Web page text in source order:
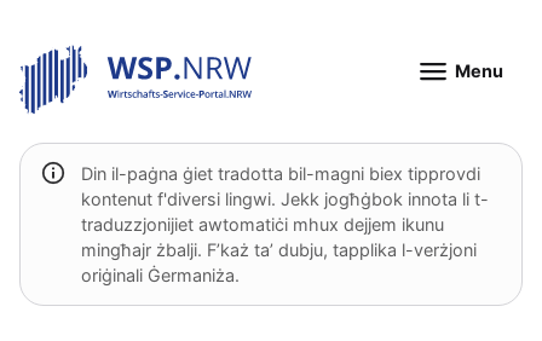
Menu
Din il-paġna ġiet tradotta bil-magni biex tipprovdi
kontenut f'diversi lingwi. Jekk jogħġbok innota li t-
traduzzjonijiet awtomatiċi mhux dejjem ikunu
mingħajr żbalji. F’każ ta’ dubju, tapplika l-verżjoni
oriġinali Ġermaniża.